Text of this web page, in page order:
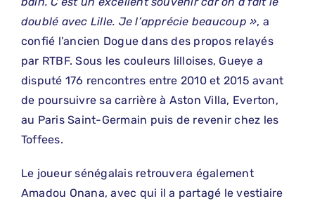
doublé avec Lille. Je l’apprécie beaucoup », a
confié l’ancien Dogue dans des propos relayés
par RTBF. Sous les couleurs lilloises, Gueye a
disputé 176 rencontres entre 2010 et 2015 avant
de poursuivre sa carrière à Aston Villa, Everton,
au Paris Saint-Germain puis de revenir chez les
Toffees.
Le joueur sénégalais retrouvera également
Amadou Onana, avec qui il a partagé le vestiaire